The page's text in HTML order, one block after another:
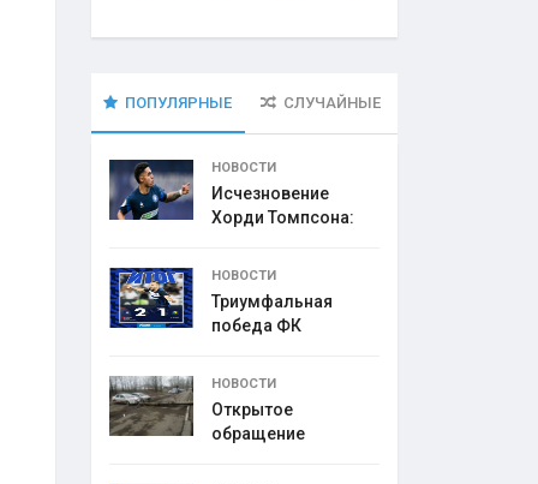
ПОПУЛЯРНЫЕ СЛУЧАЙНЫЕ
НОВОСТИ
Исчезновение
Хорди Томпсона:
НОВОСТИ
Триумфальная
победа ФК
НОВОСТИ
Открытое
обращение